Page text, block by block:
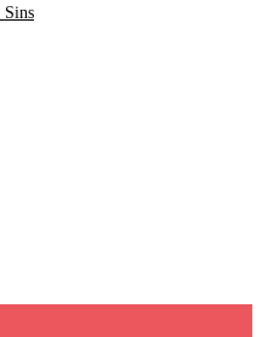
Sins